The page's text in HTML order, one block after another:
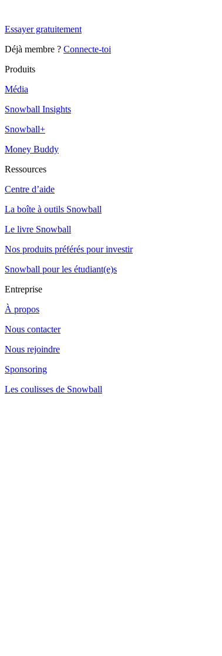
Essayer gratuitement
Déjà membre ? Connecte-toi
Produits
Média
Snowball Insights
Snowball+
Money Buddy
Ressources
Centre d’aide
La boîte à outils Snowball
Le livre Snowball
Nos produits préférés pour investir
Snowball pour les étudiant(e)s
Entreprise
À propos
Nous contacter
Nous rejoindre
Sponsoring
Les coulisses de Snowball